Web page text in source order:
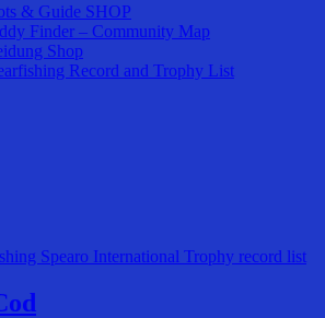
& Guide SHOP
Finder – Community Map
Shop
Record and Trophy List